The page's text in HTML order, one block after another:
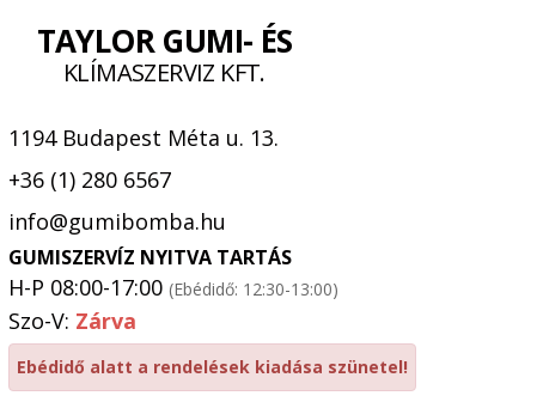
TAYLOR GUMI- ÉS
KLÍMASZERVIZ KFT.
1194 Budapest Méta u. 13.
+36 (1) 280 6567
info@gumibomba.hu
GUMISZERVÍZ NYITVA TARTÁS
H-P 08:00-17:00 (Ebédidő: 12:30-13:00)
Szo-V: Zárva
Ebédidő alatt a rendelések kiadása szünetel!